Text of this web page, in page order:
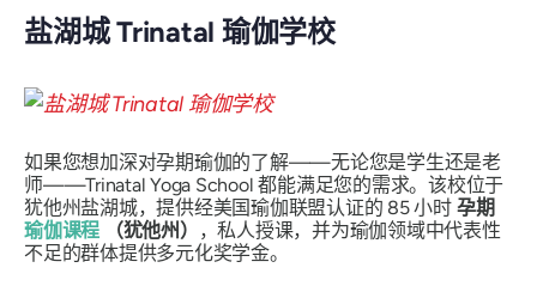
盐湖城 Trinatal 瑜伽学校
如果您想加深对孕期瑜伽的了解——无论您是学生还是老
师——Trinatal Yoga School 都能满足您的需求。该校位于
犹他州盐湖城，提供经美国瑜伽联盟认证的 85 小时 孕期
瑜伽课程 （犹他州）
，私人授课，并为瑜伽领域中代表性
不足的群体提供多元化奖学金。